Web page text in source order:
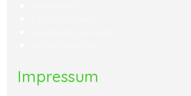
Impressum